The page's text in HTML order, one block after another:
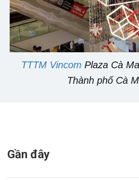
TTTM Vincom Plaza Cà
Thành phố Cà
Gần đây